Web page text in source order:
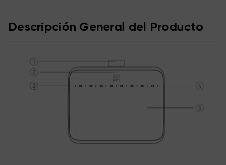
Descripción General del Producto